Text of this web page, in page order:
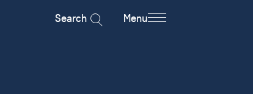
Search Menu